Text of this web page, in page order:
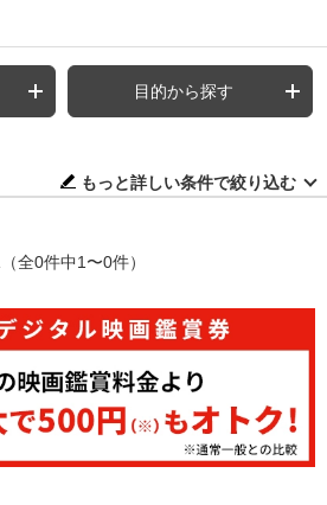
目的から探す
もっと詳しい条件で絞り込む
（全0件中1〜0件）